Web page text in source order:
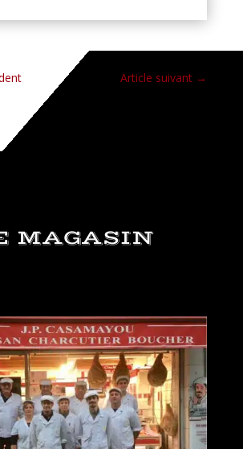
Article suivant →
MAGASIN